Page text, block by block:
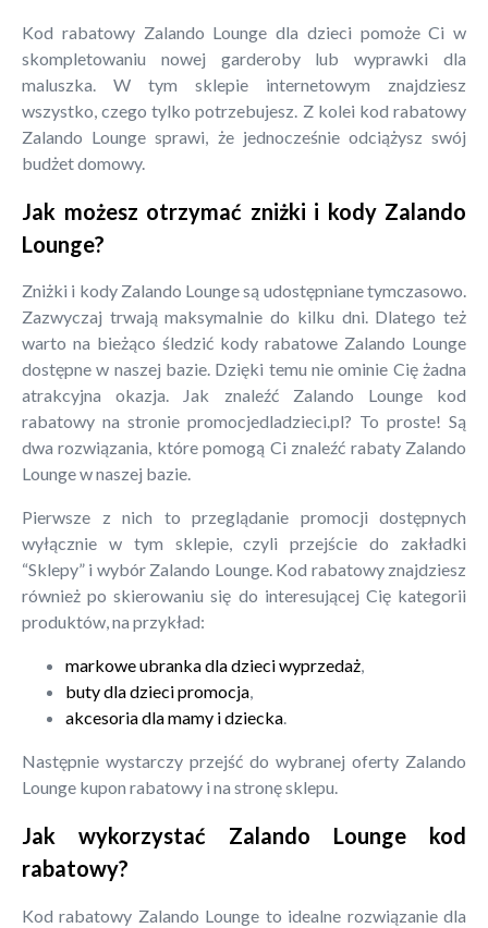
Kod rabatowy Zalando Lounge dla dzieci pomoże Ci w
skompletowaniu nowej garderoby lub wyprawki dla
maluszka. W tym sklepie internetowym znajdziesz
wszystko, czego tylko potrzebujesz. Z kolei kod rabatowy
Zalando Lounge sprawi, że jednocześnie odciążysz swój
budżet domowy.
Jak możesz otrzymać zniżki i kody Zalando
Lounge?
Zniżki i kody Zalando Lounge są udostępniane tymczasowo.
Zazwyczaj trwają maksymalnie do kilku dni. Dlatego też
warto na bieżąco śledzić kody rabatowe Zalando Lounge
dostępne w naszej bazie. Dzięki temu nie ominie Cię żadna
atrakcyjna okazja. Jak znaleźć Zalando Lounge kod
rabatowy na stronie promocjedladzieci.pl? To proste! Są
dwa rozwiązania, które pomogą Ci znaleźć rabaty Zalando
Lounge w naszej bazie.
Pierwsze z nich to przeglądanie promocji dostępnych
wyłącznie w tym sklepie, czyli przejście do zakładki
“Sklepy” i wybór Zalando Lounge. Kod rabatowy znajdziesz
również po skierowaniu się do interesującej Cię kategorii
produktów, na przykład:
markowe ubranka dla dzieci wyprzedaż,
buty dla dzieci promocja,
akcesoria dla mamy i dziecka.
Następnie wystarczy przejść do wybranej oferty Zalando
Lounge kupon rabatowy i na stronę sklepu.
Jak wykorzystać Zalando Lounge kod
rabatowy?
Kod rabatowy Zalando Lounge to idealne rozwiązanie dla